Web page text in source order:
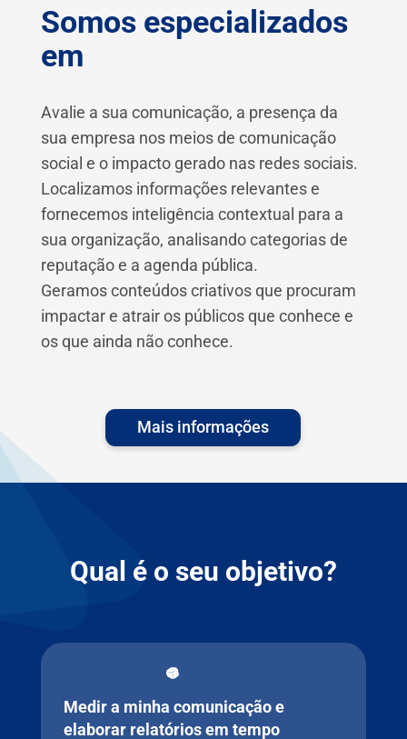
Somos especializados
em
Avalie a sua comunicação, a presença da
sua empresa nos meios de comunicação
social e o impacto gerado nas redes sociais.
Localizamos informações relevantes e
fornecemos inteligência contextual para a
sua organização, analisando categorias de
reputação e a agenda pública.
Geramos conteúdos criativos que procuram
impactar e atrair os públicos que conhece e
os que ainda não conhece.
Mais informações
Qual é o seu objetivo?
Medir a minha comunicação e
elaborar relatórios em tempo